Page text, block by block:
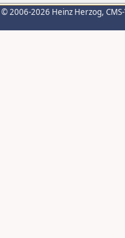
© 2006-2026 Heinz Herzog,